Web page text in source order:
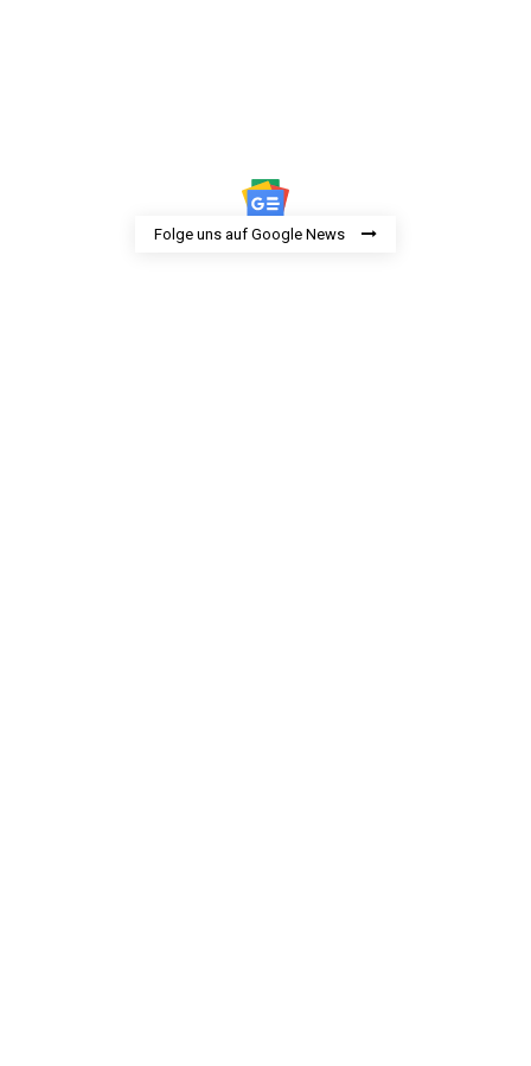
Folge uns auf Google News